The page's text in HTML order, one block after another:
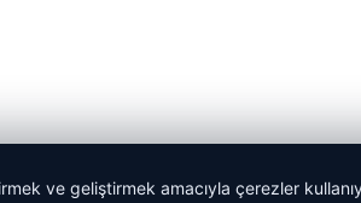
ve geliştirmek amacıyla çerezler